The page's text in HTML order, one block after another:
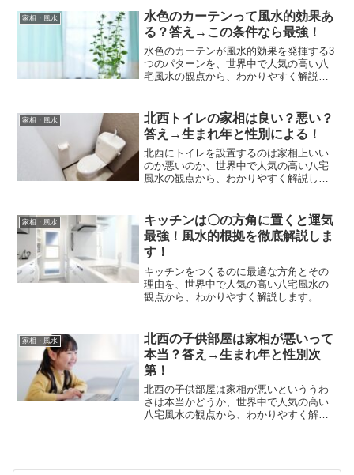
家相・風水
水色のカーテンって風水的効果あ
る？答え→この条件なら最強！
水色のカーテンが風水的効果を発揮する3
つのパターンを、世界中で人気の高い八
宅風水の観点から、わかりやすく解説し
家相・風水
北西トイレの家相は良い？悪い？
答え→生まれ年と性別による！
北西にトイレを設置するのは家相上いい
のか悪いのか、世界中で人気の高い八宅
風水の観点から、わかりやすく解説しま
家相・風水
キッチンは〇の方角に置くと運気
最強！風水的根拠を徹底解説しま
す！
キッチンをつくるのに最適な方角とその
理由を、世界中で人気の高い八宅風水の
観点から、わかりやすく解説します。
家相・風水
北西の子供部屋は家相が悪いって
本当？答え→生まれ年と性別次
第！
北西の子供部屋は家相が悪いといううわ
さは本当かどうか、世界中で人気の高い
八宅風水の観点から、わかりやすく解説